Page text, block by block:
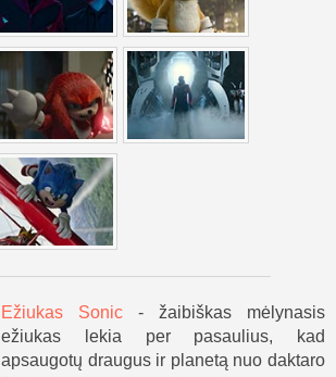
Ežiukas Sonic - žaibiškas mėlynasis
ežiukas lekia per pasaulius, kad
apsaugotų draugus ir planetą nuo daktaro